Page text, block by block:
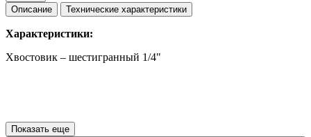
Описание Технические характеристики
Характеристики:
Хвостовик – шестигранный 1/4"
Показать еще